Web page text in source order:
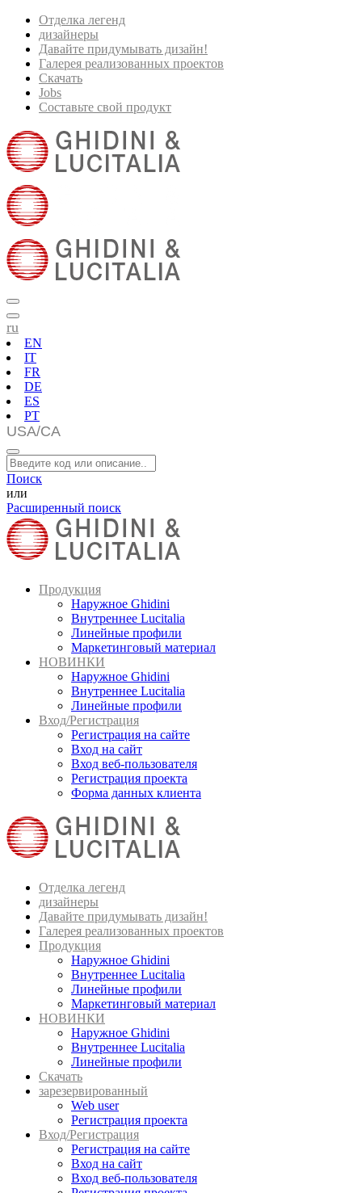
Отделка легенд
дизайнеры
Давайте придумывать дизайн!
Галерея реализованных проектов
Скачать
Jobs
Составьте свой продукт
ru
EN
IT
FR
DE
ES
PT
Поиск
или
Расширенный поиск
Продукция
Наружное Ghidini
Внутреннее Lucitalia
Линейные профили
Маркетинговый материал
НОВИНКИ
Наружное Ghidini
Внутреннее Lucitalia
Линейные профили
Вход/Регистрация
Регистрация на сайте
Вход на сайт
Вход веб-пользователя
Регистрация проекта
Форма данных клиента
Отделка легенд
дизайнеры
Давайте придумывать дизайн!
Галерея реализованных проектов
Продукция
Наружное Ghidini
Внутреннее Lucitalia
Линейные профили
Маркетинговый материал
НОВИНКИ
Наружное Ghidini
Внутреннее Lucitalia
Линейные профили
Скачать
зарезервированный
Web user
Регистрация проекта
Вход/Регистрация
Регистрация на сайте
Вход на сайт
Вход веб-пользователя